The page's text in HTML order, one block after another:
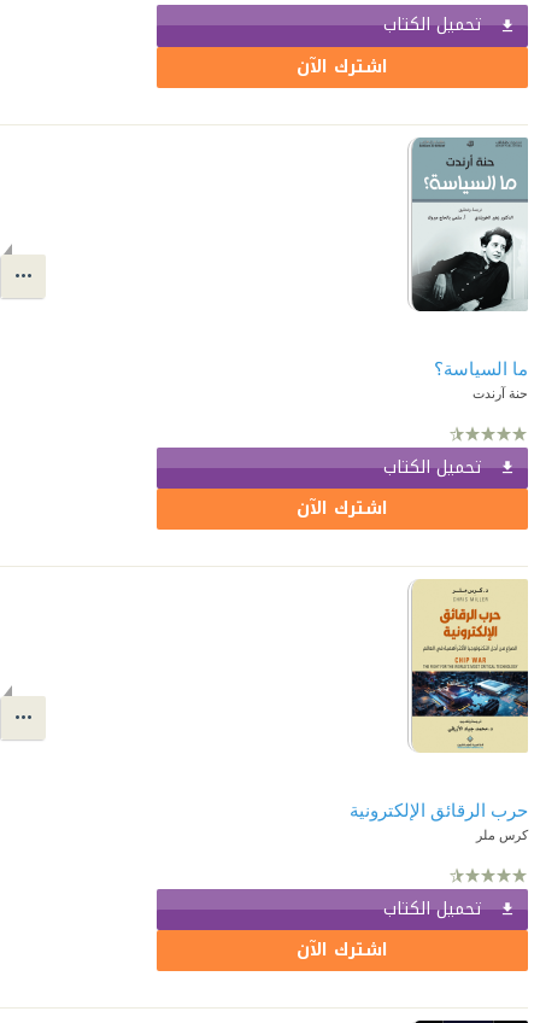
تحميل الكتاب
اشترك الآن
ما السياسة؟
حنة آرندت
تحميل الكتاب
اشترك الآن
حرب الرقائق الإلكترونية
كرس ملر
تحميل الكتاب
اشترك الآن